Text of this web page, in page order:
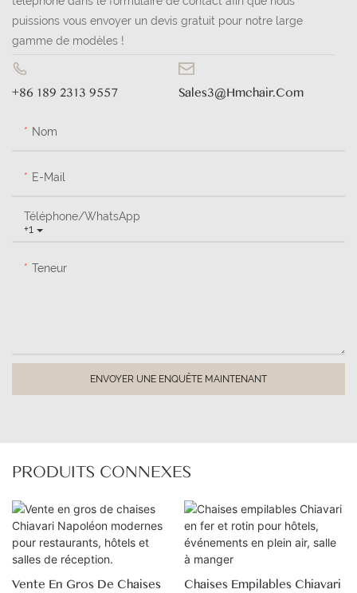
puissions vous envoyer un devis gratuit pour notre large
gamme de modèles !
+86 189 2313 9557 Sales3@hmchair.com
Nom
E-Mail
+1
Téléphone/WhatsApp
Teneur
ENVOYER UNE ENQUÊTE MAINTENANT
PRODUITS CONNEXES
Vente En Gros De Chaises Chaises Empilables Chiavari